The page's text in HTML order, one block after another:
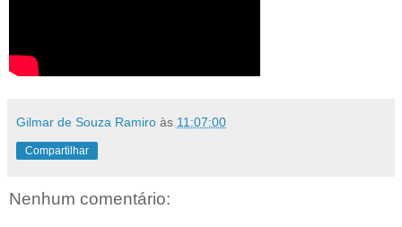
Gilmar de Souza Ramiro às 11:07:00
Compartilhar
Nenhum comentário: